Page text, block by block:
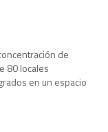
de
80 locales
en un espacio